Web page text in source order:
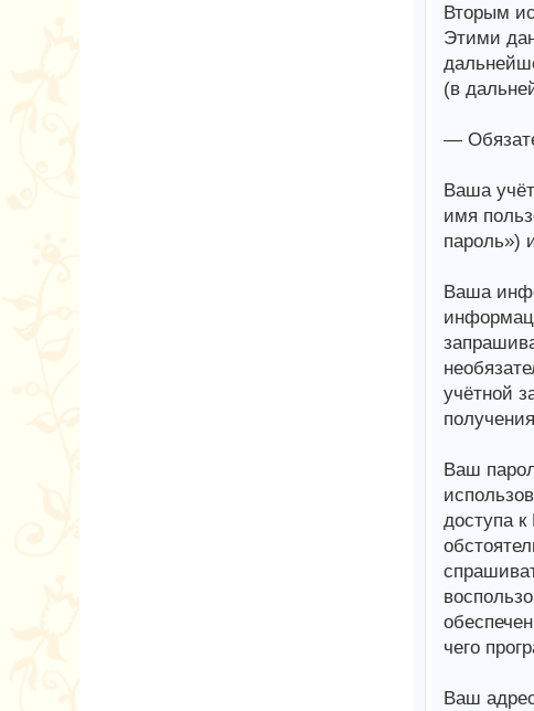
Вторым
Этими
(в
—
Ваша
имя
пароль»)
Ваша
учётной
Ваш
доступа
чего
Ваш